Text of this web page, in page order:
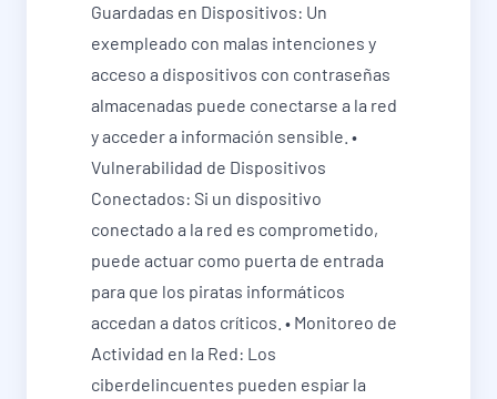
Guardadas en Dispositivos: Un
exempleado con malas intenciones y
acceso a dispositivos con contraseñas
almacenadas puede conectarse a la red
y acceder a información sensible. •
Vulnerabilidad de Dispositivos
Conectados: Si un dispositivo
conectado a la red es comprometido,
puede actuar como puerta de entrada
para que los piratas informáticos
accedan a datos críticos. • Monitoreo de
Actividad en la Red: Los
ciberdelincuentes pueden espiar la